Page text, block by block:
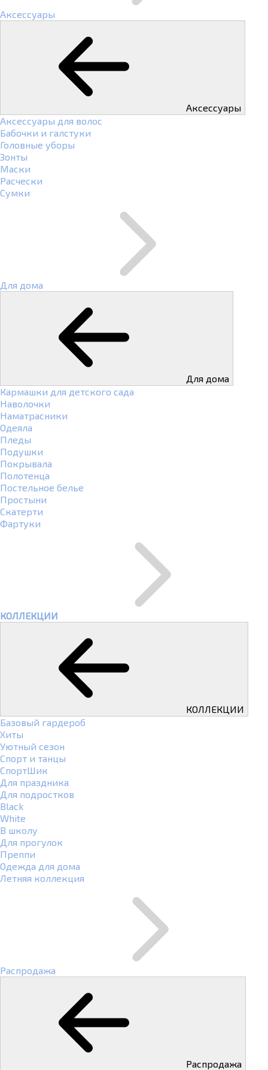
Аксессуары
Аксессуары
Аксессуары для волос
Бабочки и галстуки
Головные уборы
Зонты
Маски
Расчески
Сумки
Для дома
Для дома
Кармашки для детского сада
Наволочки
Наматрасники
Одеяла
Пледы
Подушки
Покрывала
Полотенца
Постельное белье
Простыни
Скатерти
Фартуки
КОЛЛЕКЦИИ
КОЛЛЕКЦИИ
Базовый гардероб
Хиты
Уютный сезон
Спорт и танцы
СпортШик
Для праздника
Для подростков
Black
White
В школу
Для прогулок
Преппи
Одежда для дома
Летняя коллекция
Распродажа
Распродажа